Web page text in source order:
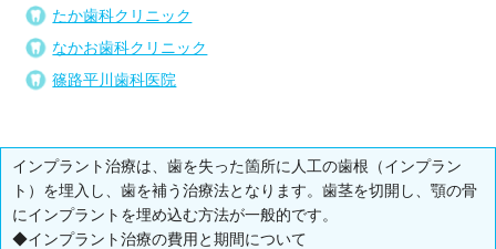
たか歯科クリニック
なかお歯科クリニック
篠路平川歯科医院
インプラント治療は、歯を失った箇所に人工の歯根（インプラン
ト）を埋入し、歯を補う治療法となります。歯茎を切開し、顎の骨
にインプラントを埋め込む方法が一般的です。
◆インプラント治療の費用と期間について